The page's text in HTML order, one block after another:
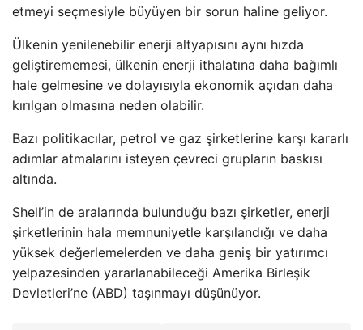
etmeyi seçmesiyle büyüyen bir sorun haline geliyor.
Ülkenin yenilenebilir enerji altyapısını aynı hızda
geliştirememesi, ülkenin enerji ithalatına daha bağımlı
hale gelmesine ve dolayısıyla ekonomik açıdan daha
kırılgan olmasına neden olabilir.
Bazı politikacılar, petrol ve gaz şirketlerine karşı kararlı
adımlar atmalarını isteyen çevreci grupların baskısı
altında.
Shell’in de aralarında bulunduğu bazı şirketler, enerji
şirketlerinin hala memnuniyetle karşılandığı ve daha
yüksek değerlemelerden ve daha geniş bir yatırımcı
yelpazesinden yararlanabileceği Amerika Birleşik
Devletleri’ne (ABD) taşınmayı düşünüyor.